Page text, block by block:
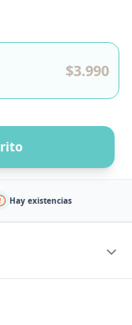
$3.990
Hay existencias
de leche de alta
de proteina.